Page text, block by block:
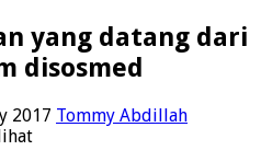
yang datang dari
disosmed
2017 Tommy Abdillah